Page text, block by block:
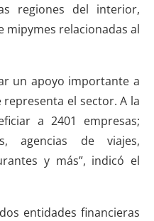
regiones del interior,
mipymes relacionadas al
un apoyo importante a
el sector. A la
a 2401 empresas;
agencias de viajes,
y más”, indicó el
entidades financieras